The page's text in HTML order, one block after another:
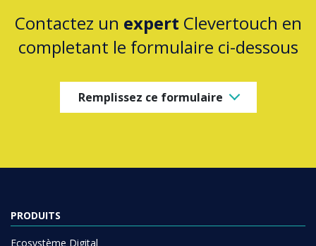
Contactez un expert Clevertouch en
completant le formulaire ci-dessous
Remplissez ce formulaire
PRODUITS
Ecosystème Digital